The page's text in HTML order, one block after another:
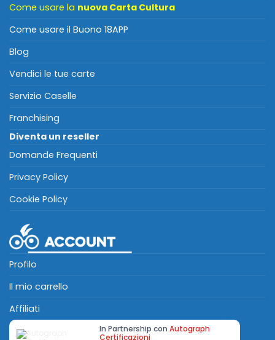
Come usare la nuova Carta Cultura
Come usare il Buono 18APP
Blog
Vendici le tue carte
Servizio Caselle
Franchising
Diventa un reseller
Domande Frequenti
Privacy Policy
Cookie Policy
Profilo
Il mio carrello
Affiliati
In Partnership con Autograph
Certificazioni